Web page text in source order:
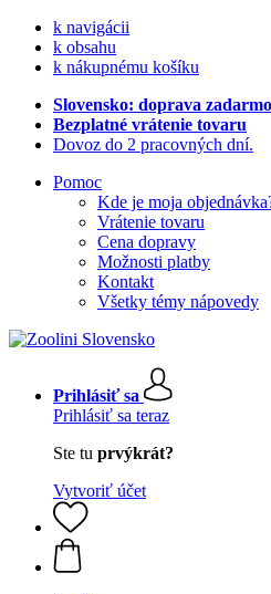
k navigácii
k obsahu
k nákupnému košíku
Slovensko: doprava zadarmo
Bezplatné vrátenie tovaru
Dovoz do 2 pracovných dní.
Pomoc
Kde je moja
Vrátenie tovaru
Cena dopravy
Možnosti platby
Kontakt
Všetky témy nápovedy
Prihlásiť sa
Prihlásiť sa teraz
Ste tu prvýkrát?
Vytvoriť účet